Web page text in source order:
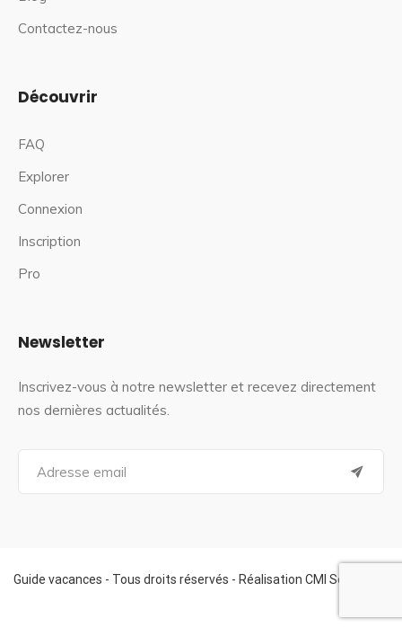
Contactez-nous
Découvrir
FAQ
Explorer
Connexion
Inscription
Pro
Newsletter
Inscrivez-vous à notre newsletter et recevez directement
nos dernières actualités.
a
f
o
Guide vacances - Tous droits réservés - Réalisation CMI Services